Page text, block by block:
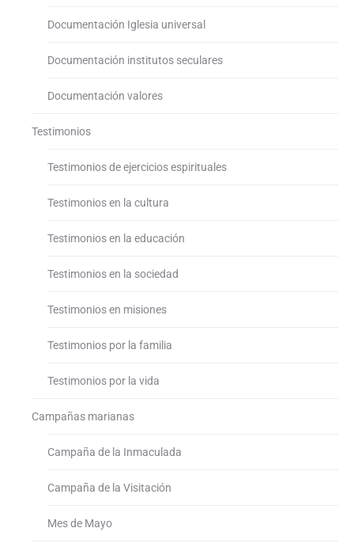
Documentación Iglesia universal
Documentación institutos seculares
Documentación valores
Testimonios
Testimonios de ejercicios espirituales
Testimonios en la cultura
Testimonios en la educación
Testimonios en la sociedad
Testimonios en misiones
Testimonios por la familia
Testimonios por la vida
Campañas marianas
Campaña de la Inmaculada
Campaña de la Visitación
Mes de Mayo